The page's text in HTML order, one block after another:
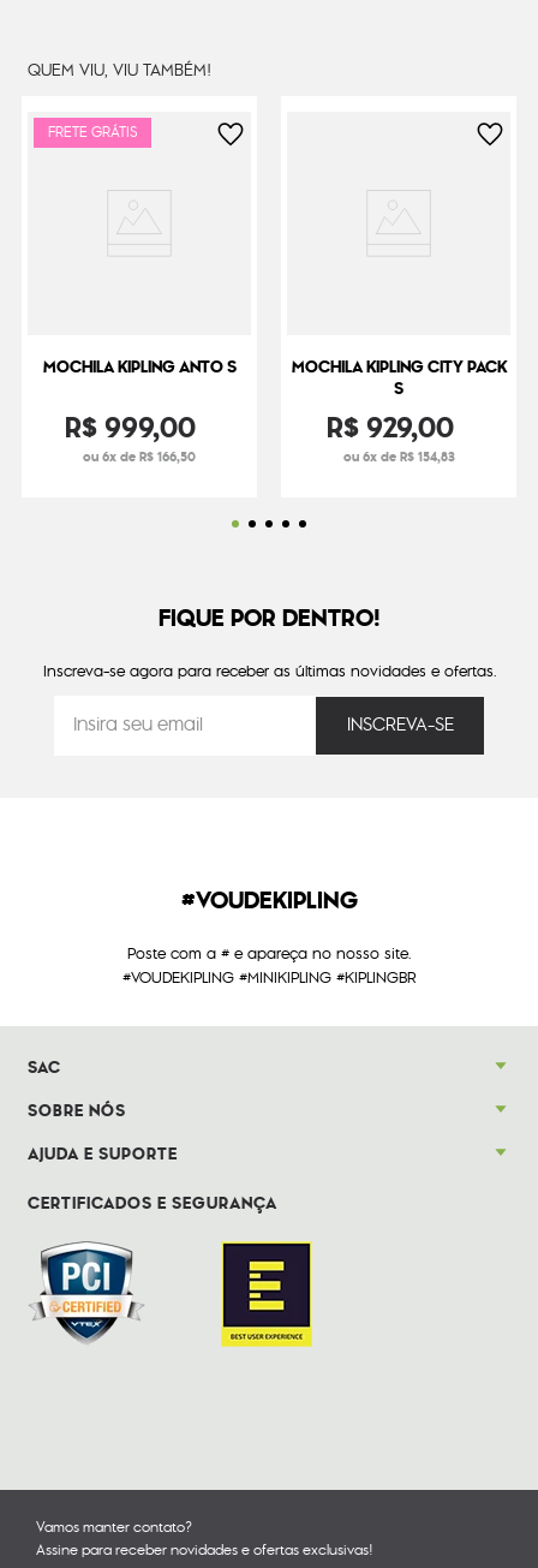
QUEM VIU, VIU TAMBÉM!
FRETE GRÁTIS
MOCHILA KIPLING ANTO S
R$999,00
ou 6x de R$ 166,50
MOCHILA KIPLING CITY PACK
S
R$929,00
ou 6x de R$ 154,83
FIQUE POR DENTRO!
Inscreva-se agora para receber as últimas novidades e ofertas.
#VOUDEKIPLING
Poste com a # e apareça no nosso site.
#VOUDEKIPLING #MINIKIPLING #KIPLINGBR
SAC
SOBRE NÓS
AJUDA E SUPORTE
CERTIFICADOS E SEGURANÇA
Vamos manter contato?
Assine para receber novidades e ofertas exclusivas!